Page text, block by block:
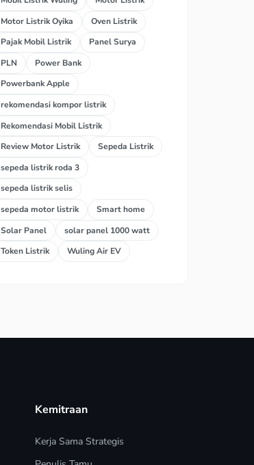
Motor Listrik Oyika
Oven Listrik
Pajak Mobil Listrik
Panel Surya
PLN
Power Bank
Powerbank Apple
rekomendasi kompor listrik
Rekomendasi Mobil Listrik
Review Motor Listrik
Sepeda Listrik
sepeda listrik roda 3
sepeda listrik selis
sepeda motor listrik
Smart home
Solar Panel
solar panel 1000 watt
Token Listrik
Wuling Air EV
Kemitraan
Kerja Sama Strategis